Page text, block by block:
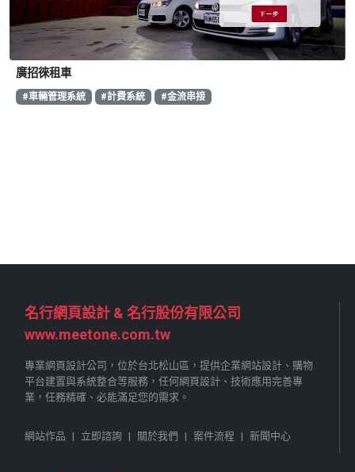
廣招徠租車
#車輛管理系統 #計費系統 #金流串接
名行網頁設計 & 名行股份有限公司
www.meetone.com.tw
專業網頁設計公司，位於台北松山區，提供企業網站設計、購物
平台建置與系統整合等服務，任何網頁設計、技術應用完善專
業，任務精確、必能滿足您的需求。
網站作品 | 立即諮詢 | 關於我們 | 案件流程 | 新聞中心